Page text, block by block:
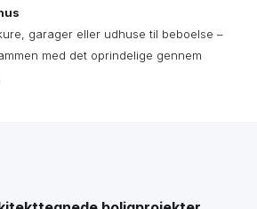
garager eller udhuse til beboelse –
med det oprindelige gennem